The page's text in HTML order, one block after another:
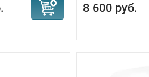
8 600 руб.